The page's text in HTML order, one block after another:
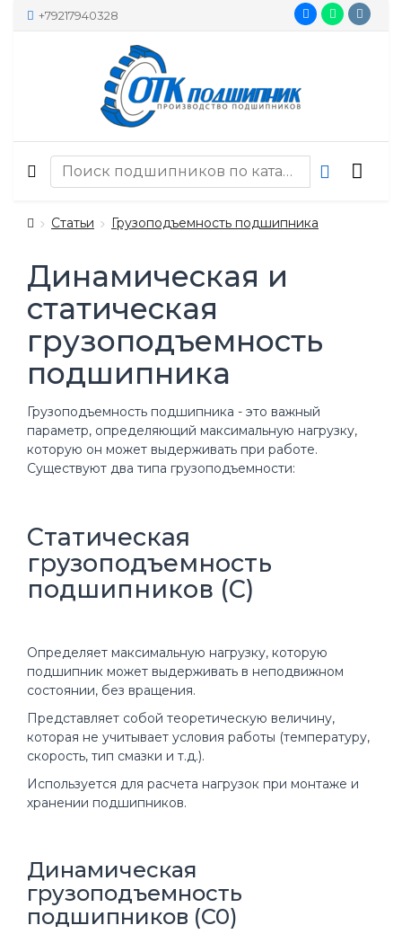
+79217940328
Статьи Грузоподъемность подшипника
Динамическая и
статическая
грузоподъемность
подшипника
Грузоподъемность подшипника - это важный
параметр, определяющий максимальную нагрузку,
которую он может выдерживать при работе.
Существуют два типа грузоподъемности:
Статическая
грузоподъемность
подшипников (C)
Определяет максимальную нагрузку, которую
подшипник может выдерживать в неподвижном
состоянии, без вращения.
Представляет собой теоретическую величину,
которая не учитывает условия работы (температуру,
скорость, тип смазки и т.д.).
Используется для расчета нагрузок при монтаже и
хранении подшипников.
Динамическая
грузоподъемность
подшипников (C0)